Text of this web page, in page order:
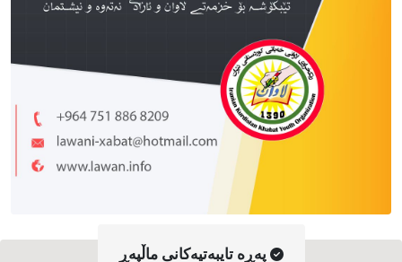
په‌ڕه‌ تایبه‌تیه‌کانی ماڵپه‌ڕ